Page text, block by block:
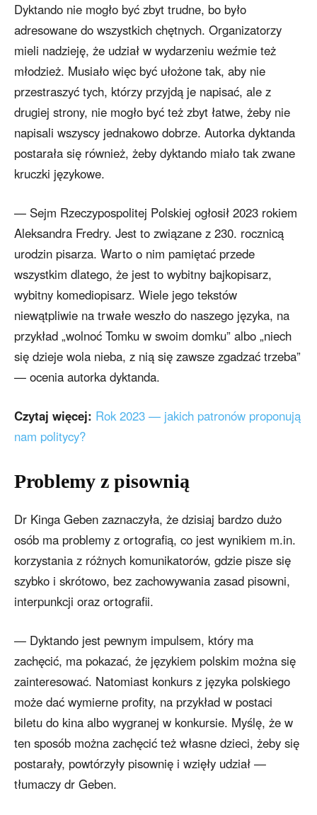
Dyktando nie mogło być zbyt trudne, bo było
adresowane do wszystkich chętnych. Organizatorzy
mieli nadzieję, że udział w wydarzeniu weźmie też
młodzież. Musiało więc być ułożone tak, aby nie
przestraszyć tych, którzy przyjdą je napisać, ale z
drugiej strony, nie mogło być też zbyt łatwe, żeby nie
napisali wszyscy jednakowo dobrze. Autorka dyktanda
postarała się również, żeby dyktando miało tak zwane
kruczki językowe.
— Sejm Rzeczypospolitej Polskiej ogłosił 2023 rokiem
Aleksandra Fredry. Jest to związane z 230. rocznicą
urodzin pisarza. Warto o nim pamiętać przede
wszystkim dlatego, że jest to wybitny bajkopisarz,
wybitny komediopisarz. Wiele jego tekstów
niewątpliwie na trwałe weszło do naszego języka, na
przykład „wolnoć Tomku w swoim domku” albo „niech
się dzieje wola nieba, z nią się zawsze zgadzać trzeba”
— ocenia autorka dyktanda.
Czytaj więcej: Rok 2023 — jakich patronów proponują
nam politycy?
Problemy z pisownią
Dr Kinga Geben zaznaczyła, że dzisiaj bardzo dużo
osób ma problemy z ortografią, co jest wynikiem m.in.
korzystania z różnych komunikatorów, gdzie pisze się
szybko i skrótowo, bez zachowywania zasad pisowni,
interpunkcji oraz ortografii.
— Dyktando jest pewnym impulsem, który ma
zachęcić, ma pokazać, że językiem polskim można się
zainteresować. Natomiast konkurs z języka polskiego
może dać wymierne profity, na przykład w postaci
biletu do kina albo wygranej w konkursie. Myślę, że w
ten sposób można zachęcić też własne dzieci, żeby się
postarały, powtórzyły pisownię i wzięły udział —
tłumaczy dr Geben.